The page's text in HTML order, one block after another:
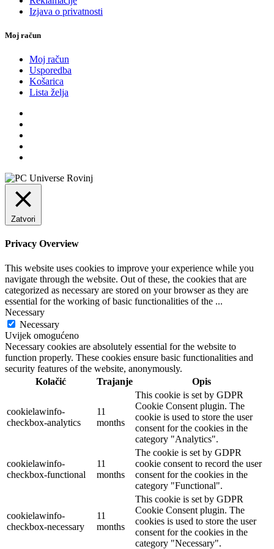
Izjava o privatnosti
Moj račun
Moj račun
Usporedba
Košarica
Lista želja
Zatvori
Privacy Overview
This website uses cookies to improve your experience while you
navigate through the website. Out of these, the cookies that are
categorized as necessary are stored on your browser as they are
essential for the working of basic functionalities of the ...
Necessary
Necessary
Uvijek omogućeno
Necessary cookies are absolutely essential for the website to
function properly. These cookies ensure basic functionalities and
security features of the website, anonymously.
Kolačić
Trajanje Opis
cookielawinfo-
checkbox-analytics
11
months
This cookie is set by GDPR
Cookie Consent plugin. The
cookie is used to store the user
consent for the cookies in the
category "Analytics".
cookielawinfo-
checkbox-functional
11
months
The cookie is set by GDPR
cookie consent to record the user
consent for the cookies in the
category "Functional".
cookielawinfo-
checkbox-necessary
11
months
This cookie is set by GDPR
Cookie Consent plugin. The
cookies is used to store the user
consent for the cookies in the
category "Necessary".